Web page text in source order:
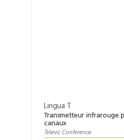
Lingua T
Transmetteur infrarouge
canaux
Televic Conference